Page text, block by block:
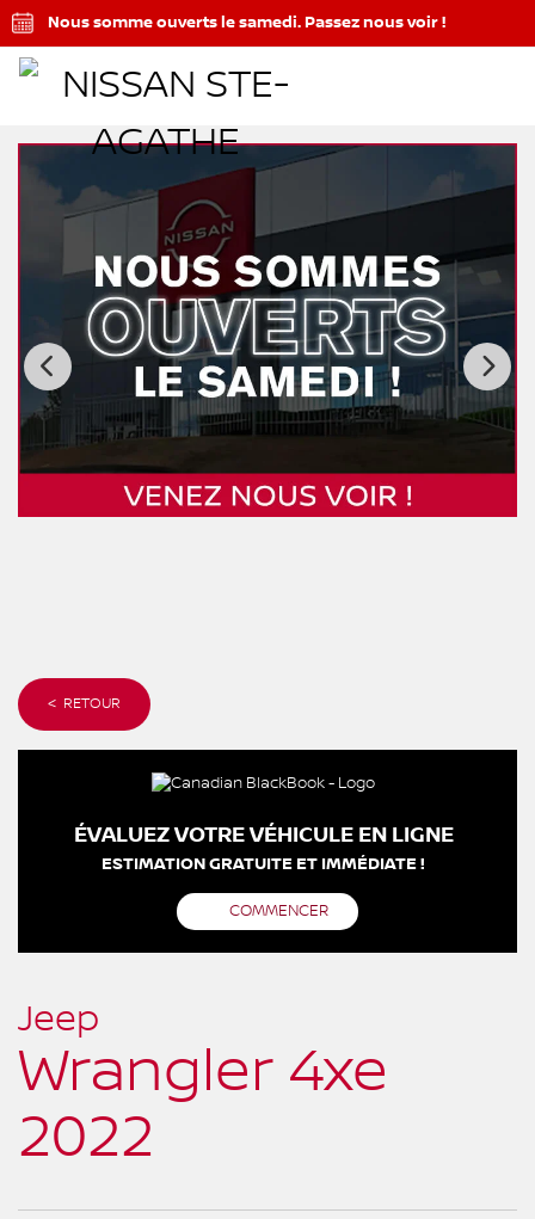
Nous somme ouverts le samedi. Passez nous voir !
< RETOUR
ÉVALUEZ VOTRE VÉHICULE EN LIGNE
ESTIMATION GRATUITE ET IMMÉDIATE !
COMMENCER
Jeep
Wrangler 4xe
2022